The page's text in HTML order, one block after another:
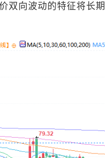
双向波动的特征将长